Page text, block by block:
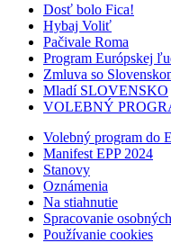
Dosť bolo Fica!
Hybaj Voliť
Pačivale Roma
Program Európskej
Zmluva so
Mladí SLOVENSKO
VOLEBNÝ
Volebný program
Manifest EPP 2024
Stanovy
Oznámenia
Na stiahnutie
Spracovanie
Používanie cookies